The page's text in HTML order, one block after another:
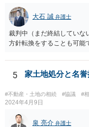
びその承継人は、受遺者
相続分の指定を受けた相続
は受贈者に対し、遺留分侵
ができる。
大石 誠 弁護士
裁判中（まだ終結していな
方針転換をすることも可能
5 家土地処分と名
#不動産・土地の相続 #協議 #
2024年4月9日
泉 亮介 弁護士